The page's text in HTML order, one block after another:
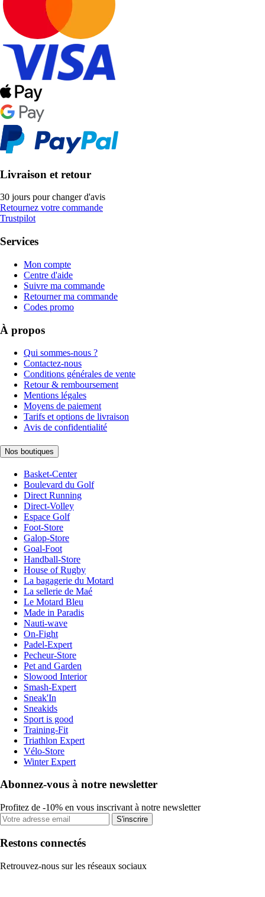
Livraison et retour
30 jours pour changer d'avis
Retournez votre commande
Trustpilot
Services
Mon compte
Centre d'aide
Suivre ma commande
Retourner ma commande
Codes promo
À propos
Qui sommes-nous ?
Contactez-nous
Conditions générales de vente
Retour & remboursement
Mentions légales
Moyens de paiement
Tarifs et options de livraison
Avis de confidentialité
Nos boutiques
Basket-Center
Boulevard du Golf
Direct Running
Direct-Volley
Espace Golf
Foot-Store
Galop-Store
Goal-Foot
Handball-Store
House of Rugby
La bagagerie du Motard
La sellerie de Maé
Le Motard Bleu
Made in Paradis
Nauti-wave
On-Fight
Padel-Expert
Pecheur-Store
Pet and Garden
Slowood Interior
Smash-Expert
Sneak'In
Sneakids
Sport is good
Training-Fit
Triathlon Expert
Vélo-Store
Winter Expert
Abonnez-vous à notre newsletter
Profitez de -10% en vous inscrivant à notre newsletter
S'inscrire
Restons connectés
Retrouvez-nous sur les réseaux sociaux